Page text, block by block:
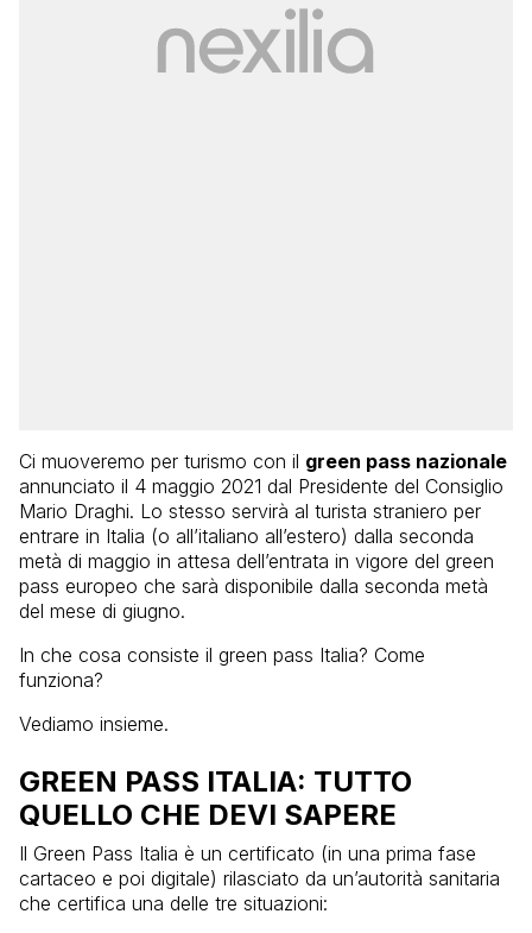
Ci muoveremo per turismo con il green pass nazionale
annunciato il 4 maggio 2021 dal Presidente del Consiglio
Mario Draghi. Lo stesso servirà al turista straniero per
entrare in Italia (o all’italiano all’estero) dalla seconda
metà di maggio in attesa dell’entrata in vigore del green
pass europeo che sarà disponibile dalla seconda metà
del mese di giugno.
In che cosa consiste il green pass Italia? Come
funziona?
Vediamo insieme.
GREEN PASS ITALIA: TUTTO
QUELLO CHE DEVI SAPERE
Il Green Pass Italia è un certificato (in una prima fase
cartaceo e poi digitale) rilasciato da un’autorità sanitaria
che certifica una delle tre situazioni: